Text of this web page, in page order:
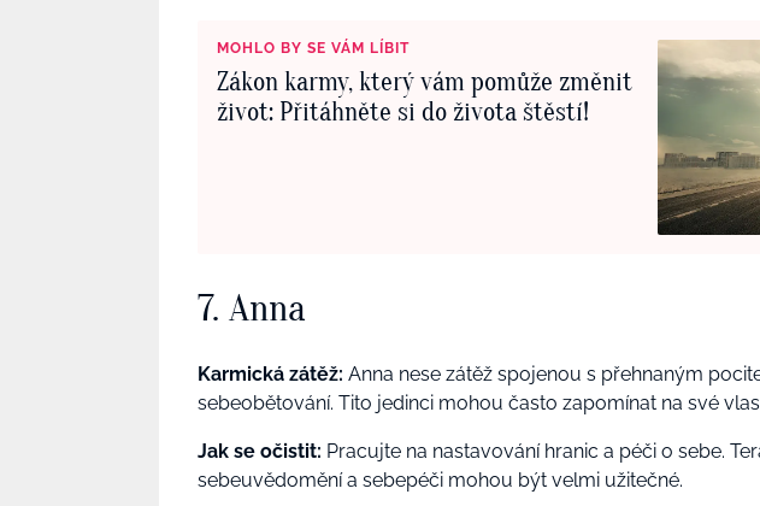
MOHLO BY SE VÁM LÍBIT
Zákon karmy, který vám pomůže změnit
život: Přitáhněte si do života štěstí!
7. Anna
Karmická zátěž: Anna nese zátěž spojenou s přehnaným
sebeobětování. Tito jedinci mohou často zapomínat na své
Jak se očistit: Pracujte na nastavování hranic a péči o sebe.
sebeuvědomění a sebepéči mohou být velmi užitečné.